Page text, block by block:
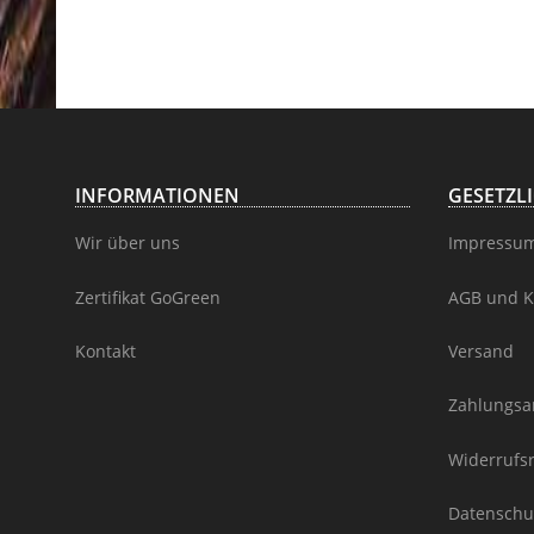
INFORMATIONEN
Wir über uns
Zertifikat GoGreen
Kontakt
AGB und
Versand